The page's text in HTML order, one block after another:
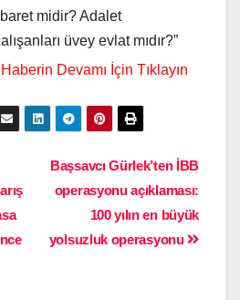
midir? Adalet
üvey evlat mıdır?”
Başsavcı Gürlek’ten İBB
operasyonu açıklaması:
100 yılın en büyük
yolsuzluk operasyonu